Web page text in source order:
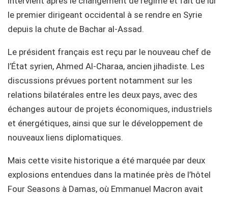
le premier dirigeant occidental à se rendre en Syrie
depuis la chute de Bachar al-Assad.
Le président français est reçu par le nouveau chef de
l’État syrien, Ahmed Al-Charaa, ancien jihadiste. Les
discussions prévues portent notamment sur les
relations bilatérales entre les deux pays, avec des
échanges autour de projets économiques, industriels
et énergétiques, ainsi que sur le développement de
nouveaux liens diplomatiques.
Mais cette visite historique a été marquée par deux
explosions entendues dans la matinée près de l’hôtel
Four Seasons à Damas, où Emmanuel Macron avait